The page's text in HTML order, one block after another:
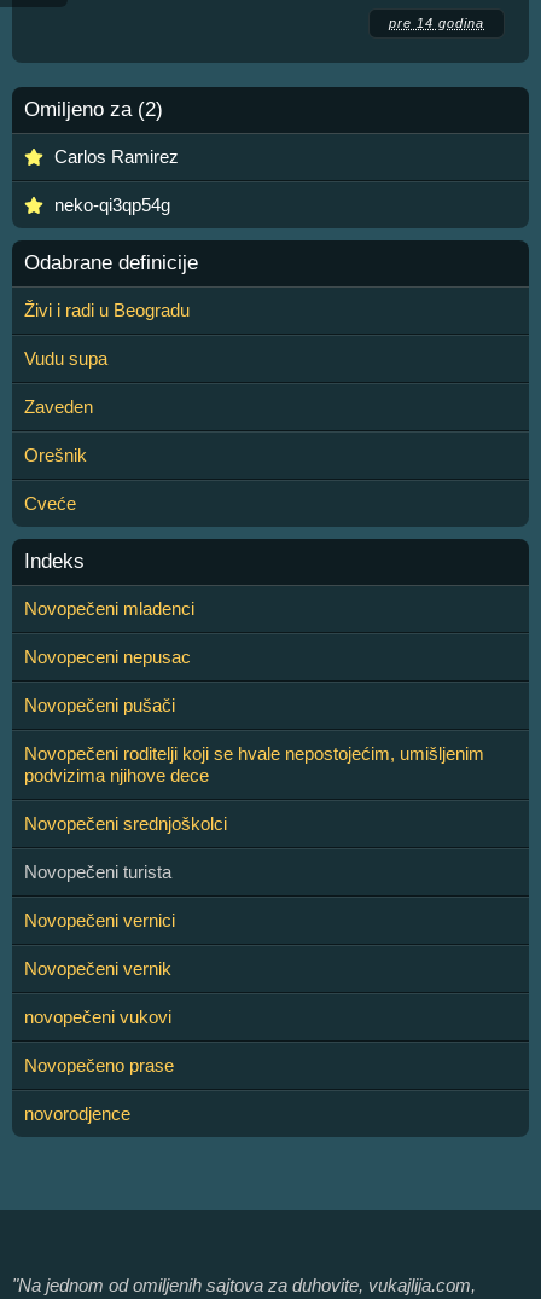
pre 14 godina
Omiljeno za (2)
Carlos Ramirez
neko-qi3qp54g
Odabrane definicije
Živi i radi u Beogradu
Vudu supa
Zaveden
Orešnik
Cveće
Indeks
Novopečeni mladenci
Novopeceni nepusac
Novopečeni pušači
Novopečeni roditelji koji se hvale nepostojećim, umišljenim
podvizima njihove dece
Novopečeni srednjoškolci
Novopečeni turista
Novopečeni vernici
Novopečeni vernik
novopečeni vukovi
Novopečeno prase
novorodjence
"Na jednom od omiljenih sajtova za duhovite, vukajlija.com,